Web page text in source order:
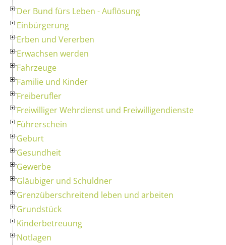
Der Bund fürs Leben - Auflösung
Einbürgerung
Erben und Vererben
Erwachsen werden
Fahrzeuge
Familie und Kinder
Freiberufler
Freiwilliger Wehrdienst und Freiwilligendienste
Führerschein
Geburt
Gesundheit
Gewerbe
Gläubiger und Schuldner
Grenzüberschreitend leben und arbeiten
Grundstück
Kinderbetreuung
Notlagen